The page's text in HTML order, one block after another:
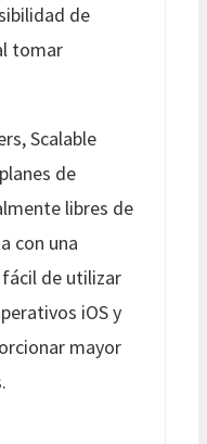
de
tomar
Scalable
de
libres de
con una
de utilizar
iOS y
mayor